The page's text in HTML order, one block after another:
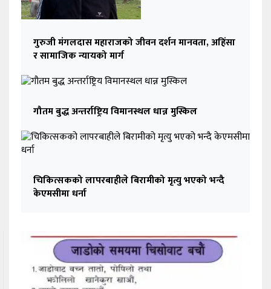
गुरुजी मंगलदास महाराजको जीवन दर्शन मानवता, अहिंसा
र सामाजिक न्यायको मार्ग
गौतम बुद्ध अन्तर्राष्ट्रिय विमानस्थल धान्न मुस्किल
चिकित्सकको लापरबाहीले बिरामीको मृत्यु भएको भन्दै
केएमसीमा धर्ना